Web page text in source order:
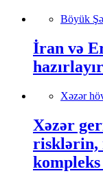
Böyük
İran və
hazırlayır
Xəzər
Xəzər
risklərin,